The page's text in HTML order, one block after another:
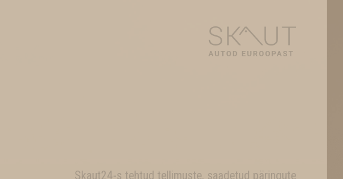
Skaut24-s tehtud tellimuste, saadetud päringute